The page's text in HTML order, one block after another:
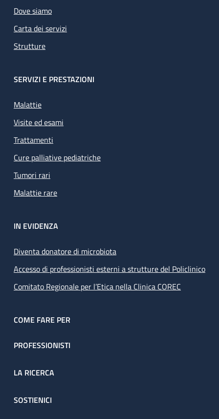
Dove siamo
Carta dei servizi
Strutture
SERVIZI E PRESTAZIONI
Malattie
Visite ed esami
Trattamenti
Cure palliative pediatriche
Tumori rari
Malattie rare
IN EVIDENZA
Diventa donatore di microbiota
Accesso di professionisti esterni a strutture del Policlinico
Comitato Regionale per l’Etica nella Clinica COREC
COME FARE PER
PROFESSIONISTI
LA RICERCA
SOSTIENICI